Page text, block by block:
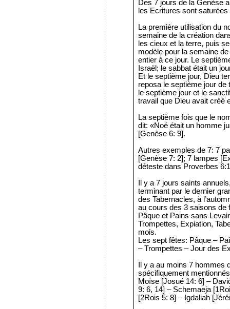
Des 7 jours de la Genèse
les Ecritures sont
La première utilisation du
semaine de la création
les cieux et la terre, puis
modèle pour la semaine
entier à ce jour. Le
Israël; le sabbat était un
Et le septième jour, Dieu
reposa le septième jour de
le septième jour et le
travail que Dieu avait créé
La septième fois que le
dit: «Noé était un homme
[Genèse 6: 9].
Autres exemples de 7: 7
[Genèse 7: 2]; 7 lampes
déteste dans Proverbes
Il y a 7 jours saints
terminant par le dernier
des Tabernacles, à
au cours des 3 saisons de
Pâque et Pains sans
Trompettes, Expiation,
mois.
Les sept fêtes: Pâque –
– Trompettes – Jour des
Il y a au moins 7 hommes
spécifiquement
Moïse [Josué 14: 6] –
9: 6, 14] – Schemaeja
[2Rois 5: 8] – Igdaliah